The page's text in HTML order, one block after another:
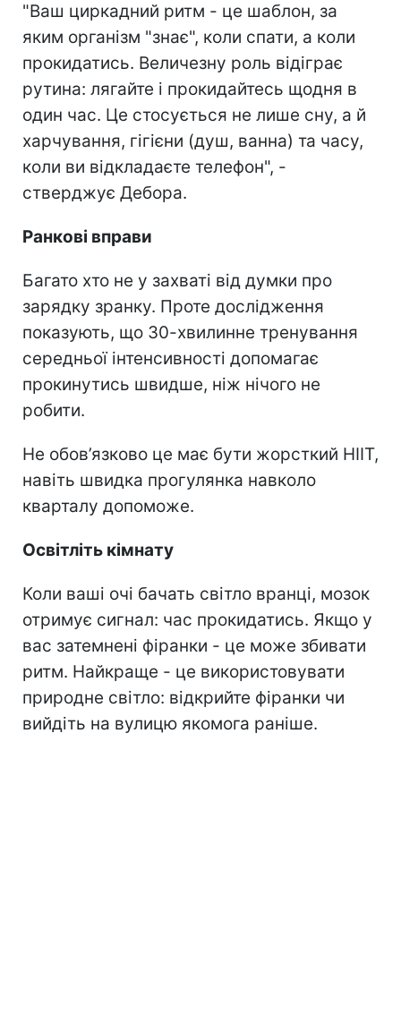
"Ваш циркадний ритм - це шаблон, за
яким організм "знає", коли спати, а коли
прокидатись. Величезну роль відіграє
рутина: лягайте і прокидайтесь щодня в
один час. Це стосується не лише сну, а й
харчування, гігієни (душ, ванна) та часу,
коли ви відкладаєте телефон", -
стверджує Дебора.
Ранкові вправи
Багато хто не у захваті від думки про
зарядку зранку. Проте дослідження
показують, що 30-хвилинне тренування
середньої інтенсивності допомагає
прокинутись швидше, ніж нічого не
робити.
Не обов’язково це має бути жорсткий HIIT,
навіть швидка прогулянка навколо
кварталу допоможе.
Освітліть кімнату
Коли ваші очі бачать світло вранці, мозок
отримує сигнал: час прокидатись. Якщо у
вас затемнені фіранки - це може збивати
ритм. Найкраще - це використовувати
природне світло: відкрийте фіранки чи
вийдіть на вулицю якомога раніше.